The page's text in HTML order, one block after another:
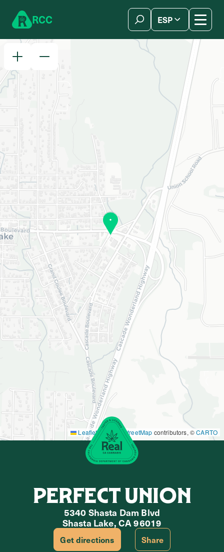
RCC ESP
Leaflet|©OpenStreetMap contributors, ©CARTO
PERFECT UNION
5340 Shasta Dam Blvd
Shasta Lake, CA 96019
Get directions Share